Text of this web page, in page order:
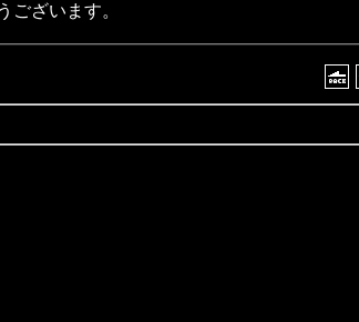
ざいます。